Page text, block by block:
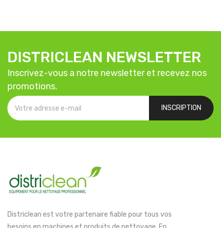
DISTRICLEAN NEWSLETTER
Inscrivez-vous a notre newsletter et recevez nos
promotions.
INSCRIPTION
Districlean est votre partenaire fiable pour tous vos